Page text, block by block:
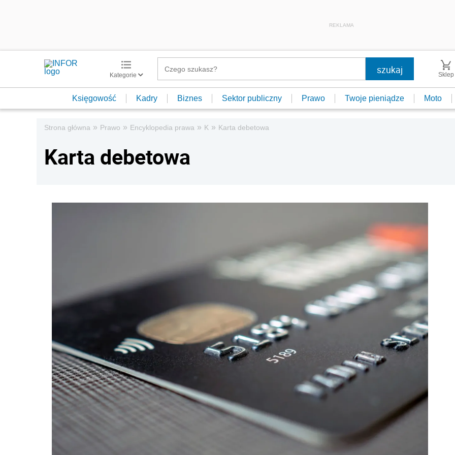
REKLAMA
Kategorie Sklep
Księgowość Kadry Biznes Sektor publiczny Prawo Twoje pieniądze Moto
Strona główna » Prawo » Encyklopedia prawa » K » Karta debetowa
Karta debetowa